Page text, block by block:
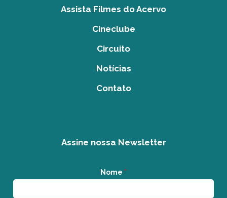
Assista Filmes do Acervo
Cineclube
Circuito
Notícias
Contato
Assine nossa Newsletter
Nome *